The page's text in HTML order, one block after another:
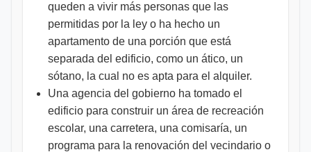
queden a vivir más personas que las
permitidas por la ley o ha hecho un
apartamento de una porción que está
separada del edificio, como un ático, un
sótano, la cual no es apta para el alquiler.
Una agencia del gobierno ha tomado el
edificio para construir un área de recreación
escolar, una carretera, una comisaría, un
programa para la renovación del vecindario o